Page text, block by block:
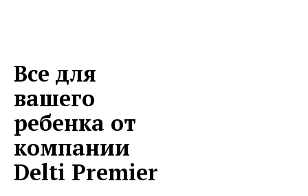
Все для
вашего
ребенка от
компании
Delti Premier